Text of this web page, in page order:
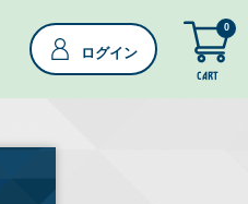
ログイン
CART
0